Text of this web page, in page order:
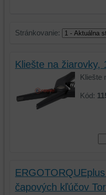
Stránkovanie:
Kliešte na žiarovky,
Kliešte
Kód:
čapových kľúčov